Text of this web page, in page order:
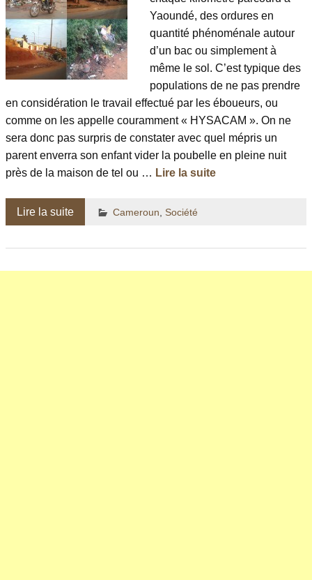
Yaoundé, des ordures en
quantité phénoménale autour
d’un bac ou simplement à
même le sol. C’est typique des
populations de ne pas prendre
en considération le travail effectué par les éboueurs, ou
comme on les appelle couramment « HYSACAM ». On ne
sera donc pas surpris de constater avec quel mépris un
parent enverra son enfant vider la poubelle en pleine nuit
près de la maison de tel ou … Lire la suite
Lire la suite Cameroun Société